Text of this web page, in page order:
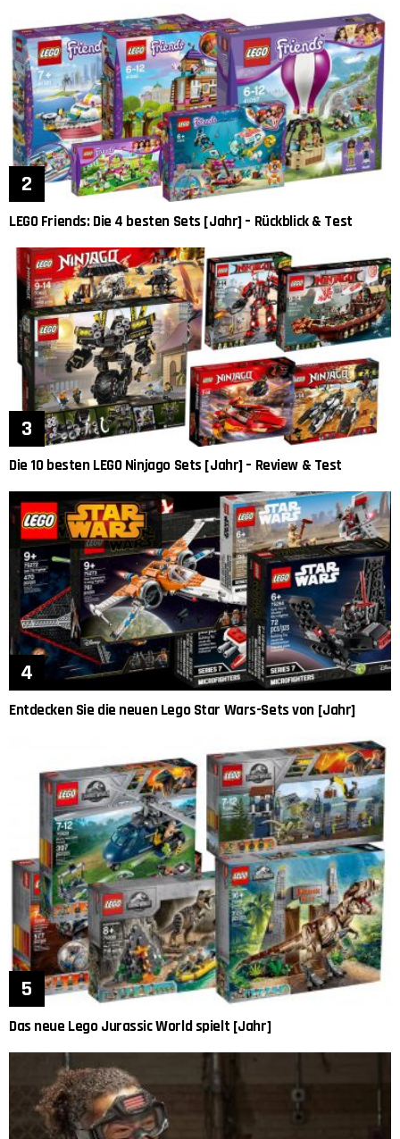
LEGO Friends: Die 4 besten Sets [Jahr] – Rückblick & Test
Die 10 besten LEGO Ninjago Sets [Jahr] – Review & Test
Entdecken Sie die neuen Lego Star Wars-Sets von [Jahr]
Das neue Lego Jurassic World spielt [Jahr]